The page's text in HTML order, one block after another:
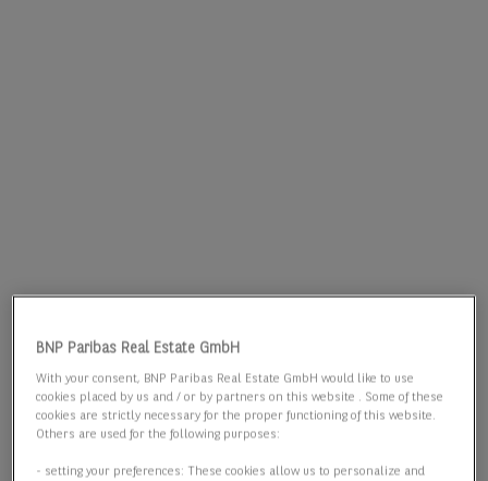
BNP Paribas Real Estate GmbH
With your consent, BNP Paribas Real Estate GmbH would like to use
cookies placed by us and / or by partners on this website . Some of these
cookies are strictly necessary for the proper functioning of this website.
Others are used for the following purposes:
- setting your preferences: These cookies allow us to personalize and